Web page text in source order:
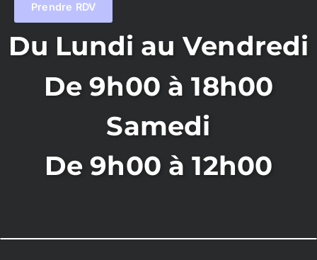
Prendre RDV
Du Lundi au Vendredi
De 9h00 à 18h00
Samedi
De 9h00 à 12h00